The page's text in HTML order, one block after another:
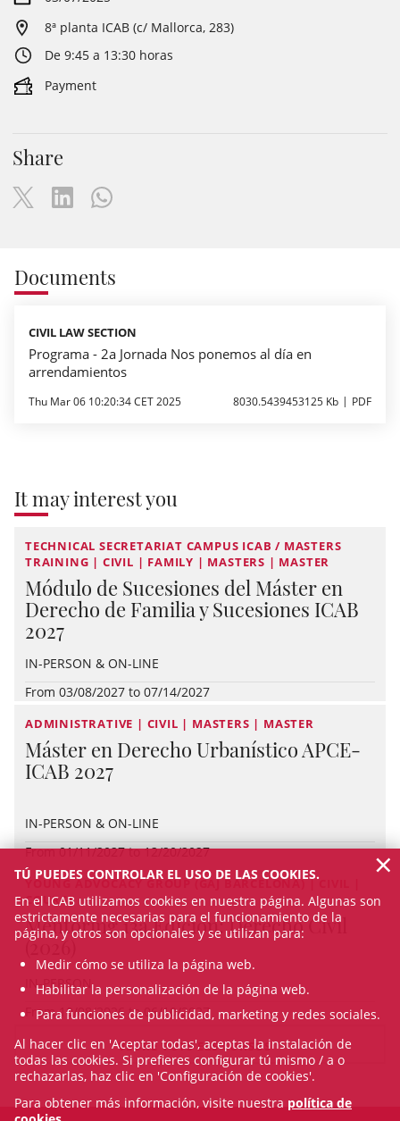
8ª planta ICAB (c/ Mallorca, 283)
De 9:45 a 13:30 horas
Payment
Share
Documents
CIVIL LAW SECTION
Programa - 2a Jornada Nos ponemos al día en
arrendamientos
Thu Mar 06 10:20:34 CET 2025 8030.5439453125 Kb PDF
It may interest you
TECHNICAL SECRETARIAT CAMPUS ICAB / MASTERS
TRAINING | CIVIL | FAMILY | MASTERS | MASTER
Módulo de Sucesiones del Máster en
Derecho de Familia y Sucesiones ICAB
2027
IN-PERSON & ON-LINE
From 03/08/2027 to 07/14/2027
ADMINISTRATIVE | CIVIL | MASTERS | MASTER
Máster en Derecho Urbanístico APCE-
ICAB 2027
IN-PERSON & ON-LINE
From 01/11/2027 to 12/20/2027
YOUNG ADVOCACY GROUP (GAJ BARCELONA) | CIVIL |
COURSE
Mentoring 13a Edición: Derecho Civil
(2026)
IN-PERSON
From 10/08/2026 to 06/10/2027
VEURE TOTS ELS CURSOS
TÚ PUEDES CONTROLAR EL USO DE LAS COOKIES.
En el ICAB utilizamos cookies en nuestra página. Algunas son
estrictamente necesarias para el funcionamiento de la
página, y otros son opcionales y se utilizan para:
Medir cómo se utiliza la página web.
Habilitar la personalización de la página web.
Para funciones de publicidad, marketing y redes sociales.
Al hacer clic en 'Aceptar todas', aceptas la instalación de
todas las cookies. Si prefieres configurar tú mismo / a o
rechazarlas, haz clic en 'Configuración de cookies'.
Para obtener más información, visite nuestra política de
×